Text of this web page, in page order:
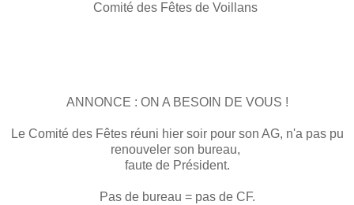
Comité des Fêtes de Voillans
ANNONCE : ON A BESOIN DE VOUS !
Le Comité des Fêtes réuni hier soir pour son AG, n'a pas pu
renouveler son bureau,
faute de Président.
Pas de bureau = pas de CF.